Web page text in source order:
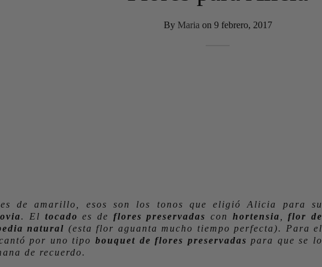
By Maria on 9 febrero, 2017
de amarillo, esos son los tonos que eligió Alicia para su
. El tocadoes de flores preservadas con hortensia ,flor de
natural (esta flor aguanta mucho tiempo perfecta). Para el
por uno tipo bouquet de flores preservadas para que se lo
de recuerdo.